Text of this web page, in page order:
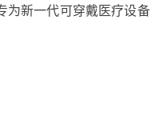
为新一代可穿戴医疗设备